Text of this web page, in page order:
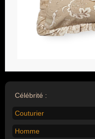
Célébrité :
Couturier
Homme